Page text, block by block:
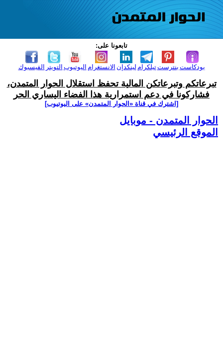
تابعونا على:
الفيسبوك التويتر اليوتيوب الانستغرام لينكدإن تيلكرامبنترست بودكاست
تبرعاتكم وتبرعاتكن المالية تحفظ استقلال الحوار المتمدن،
فشاركونا في دعم استمرارية هذا الفضاء اليساري الحر
[اشترك في قناة ‫«الحوار المتمدن» على اليوتيوب]
الحوار المتمدن - موبايل
الموقع الرئيسي